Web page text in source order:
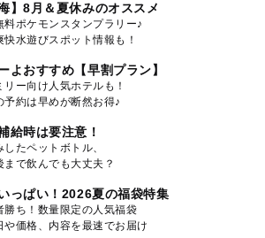
海】8月＆夏休みのオススメ
料ポケモンスタンプラリー♪
快水遊びスポット情報も！
よおすすめ【早割プラン】
リー向け人気ホテルも！
予約は早めが断然お得♪
給時は要注意！
したペットボトル、
まで飲んでも大丈夫？
っぱい！2026夏の福袋特集
勝ち！数量限定の人気福袋
や価格、内容を最速でお届け